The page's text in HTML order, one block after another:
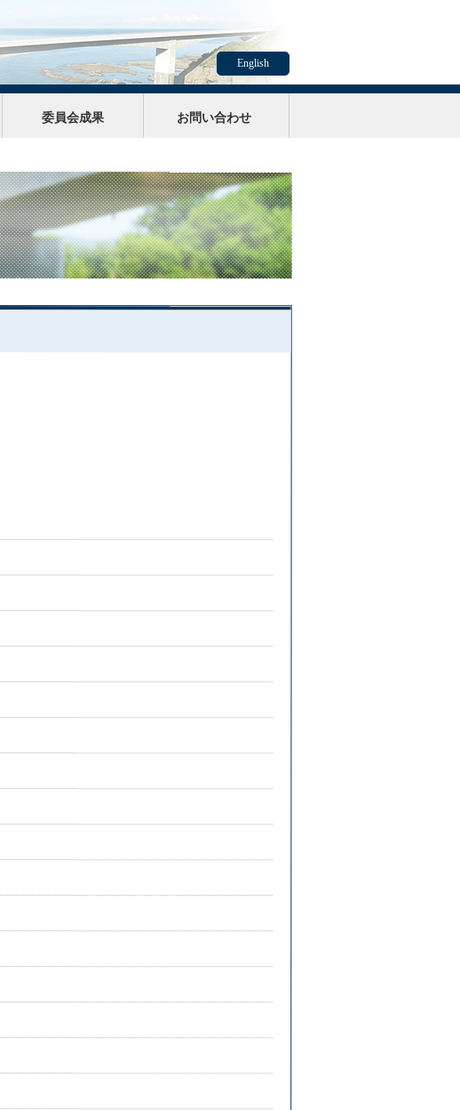
English
委員会成果 お問い合わせ